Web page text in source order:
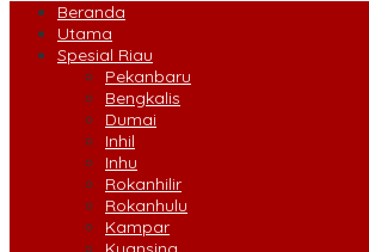
Beranda
Utama
Spesial Riau
Pekanbaru
Bengkalis
Dumai
Inhil
Inhu
Rokanhilir
Rokanhulu
Kampar